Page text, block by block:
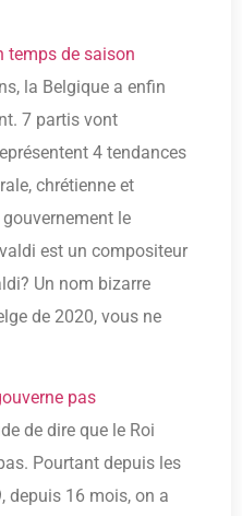
temps de saison
la Belgique a enfin
7 partis vont
4 tendances
chrétienne et
le
est un compositeur
Un nom bizarre
de 2020, vous ne
pas
de dire que le Roi
Pourtant depuis les
depuis 16 mois, on a